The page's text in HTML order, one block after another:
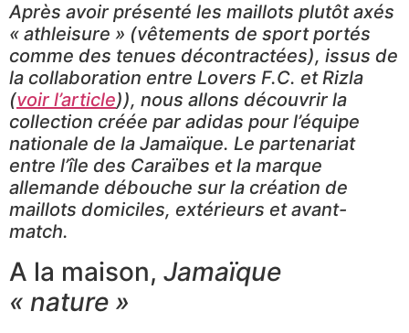
Après avoir présenté les maillots plutôt axés
« athleisure » (vêtements de sport portés
comme des tenues décontractées), issus de
la collaboration entre Lovers F.C. et Rizla
(voir l’article)), nous allons découvrir la
collection créée par adidas pour l’équipe
nationale de la Jamaïque. Le partenariat
entre l’île des Caraïbes et la marque
allemande débouche sur la création de
maillots domiciles, extérieurs et avant-
match.
A la maison, Jamaïque
« nature »